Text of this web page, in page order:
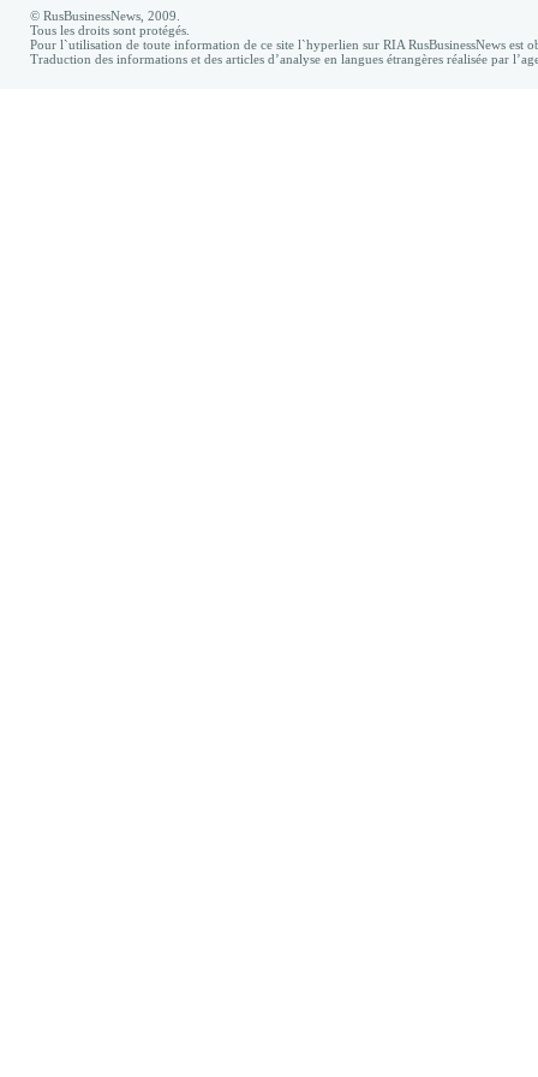
© RusBusinessNews, 2009.
Tous les droits sont protégés.
Pour l`utilisation de toute information de ce site l`hyperlien sur RIA RusBusinessNews est
Traduction des informations et des articles d’analyse en langues étrangères réalisée par